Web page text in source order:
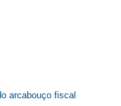
arcabouço fiscal